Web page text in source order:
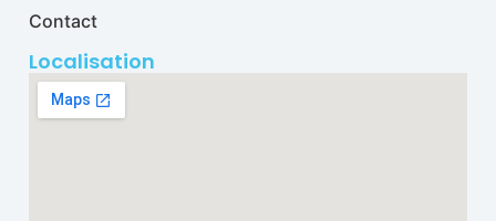
Contact
Localisation